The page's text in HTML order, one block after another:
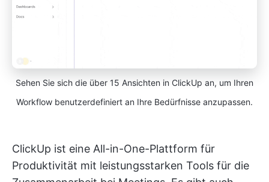
Sehen Sie sich die über 15 Ansichten in ClickUp an, um Ihren
Workflow benutzerdefiniert an Ihre Bedürfnisse anzupassen.
ClickUp ist eine All-in-One-Plattform für
Produktivität mit leistungsstarken Tools für die